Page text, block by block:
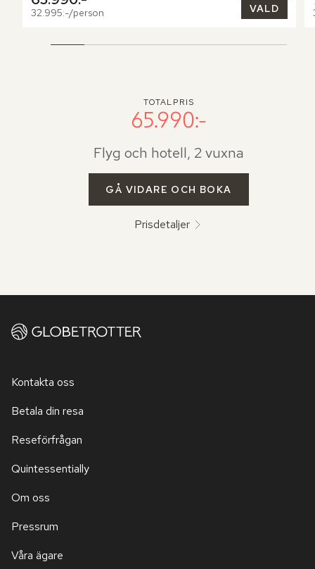
32.995:-/person VALD
TOTALPRIS
65.990:-
Flyg och hotell, 2 vuxna
GÅ VIDARE OCH BOKA
Prisdetaljer
Kontakta oss
Betala din resa
Reseförfrågan
Quintessentially
Om oss
Pressrum
Våra ägare